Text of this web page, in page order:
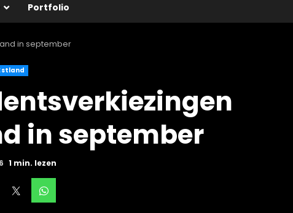
Portfolio
in september
in september
1 min. lezen